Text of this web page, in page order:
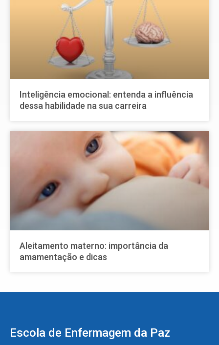
Inteligência emocional: entenda a influência
dessa habilidade na sua carreira
Aleitamento materno: importância da
amamentação e dicas
Escola de Enfermagem da Paz